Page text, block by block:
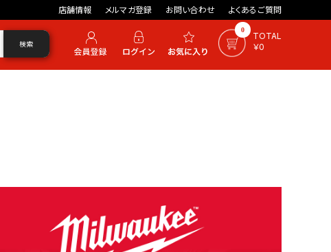
店舗情報 メルマガ登録 お問い合わせ よくあるご質問
0
TOTAL
￥0
検索